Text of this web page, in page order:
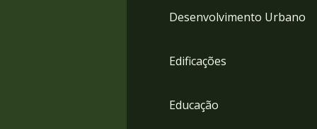
Desenvolvimento Urbano
Edificações
Educação